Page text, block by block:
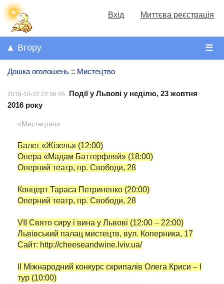
Вхід Миттєва реєстрація
☰
▲ Вгору
Дошка оголошень :: Мистецтво
2016-10-22 22:56:45
Події у Львові у неділю, 23 жовтня
2016 року
«Мистецтво»
Балет «Жізель» (12:00)
Опера «Мадам Баттерфляй» (18:00)
Оперний театр, пр. Свободи, 28
Концерт Тараса Петриненко (20:00)
Оперний театр, пр. Свободи, 28
VІI Свято сиру і вина у Львові (12:00 – 22:00)
Львівський палац мистецтв, вул. Коперника, 17
Сайт: http://cheeseandwine.lviv.ua/
II Міжнародний конкурс скрипалів Олега Криси – I
тур (10:00)